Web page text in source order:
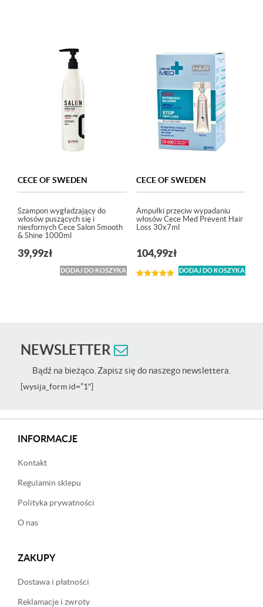
CECE OF SWEDEN
Szampon wygładzający do
włosów puszących się i
niesfornych Cece Salon Smooth
& Shine 1000ml
39,99zł
DODAJ DO KOSZYKA
CECE OF SWEDEN
Ampułki przeciw wypadaniu
włosów Cece Med Prevent Hair
Loss 30x7ml
104,99zł
DODAJ DO KOSZYKA
NEWSLETTER
Bądź na bieżąco. Zapisz się do naszego newslettera.
[wysija_form id=”1″]
INFORMACJE
Kontakt
Regulamin sklepu
Polityka prywatności
O nas
ZAKUPY
Dostawa i płatności
Reklamacje i zwroty